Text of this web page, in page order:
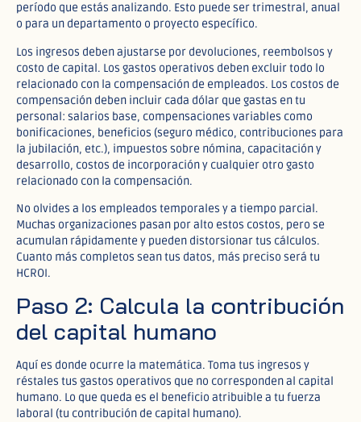
período que estás analizando. Esto puede ser trimestral, anual
o para un departamento o proyecto específico.
Los ingresos deben ajustarse por devoluciones, reembolsos y
costo de capital. Los gastos operativos deben excluir todo lo
relacionado con la compensación de empleados. Los costos de
compensación deben incluir cada dólar que gastas en tu
personal: salarios base, compensaciones variables como
bonificaciones, beneficios (seguro médico, contribuciones para
la jubilación, etc.), impuestos sobre nómina, capacitación y
desarrollo, costos de incorporación y cualquier otro gasto
relacionado con la compensación.
No olvides a los empleados temporales y a tiempo parcial.
Muchas organizaciones pasan por alto estos costos, pero se
acumulan rápidamente y pueden distorsionar tus cálculos.
Cuanto más completos sean tus datos, más preciso será tu
HCROI.
Paso 2: Calcula la contribución
del capital humano
Aquí es donde ocurre la matemática. Toma tus ingresos y
réstales tus gastos operativos que no corresponden al capital
humano. Lo que queda es el beneficio atribuible a tu fuerza
laboral (tu contribución de capital humano).